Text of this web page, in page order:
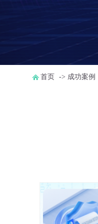
首页 -> 成功案例